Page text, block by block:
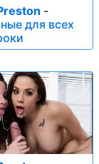
-
для всех